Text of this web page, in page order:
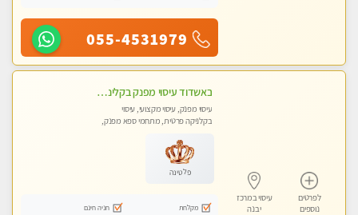
055-4531979
לפרטים
נוספים
עיסוי במרכז
יבנה
באשדוד עיסוי מפנק בקליניקה פרטית שירות vip לרציניים בלבד! מומלץ!!
עיסוי מפנק, עיסוי מקצועי, עיסוי
בקלניקה פרטית, מתחמי ספא מפנק,
פלטינה
מקלחת
חניה חינם